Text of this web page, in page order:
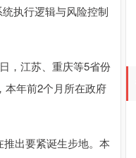
执行逻辑与风险控制
，江苏、重庆等5省份
本年前2个月所在政府
出要紧诞生步地。本